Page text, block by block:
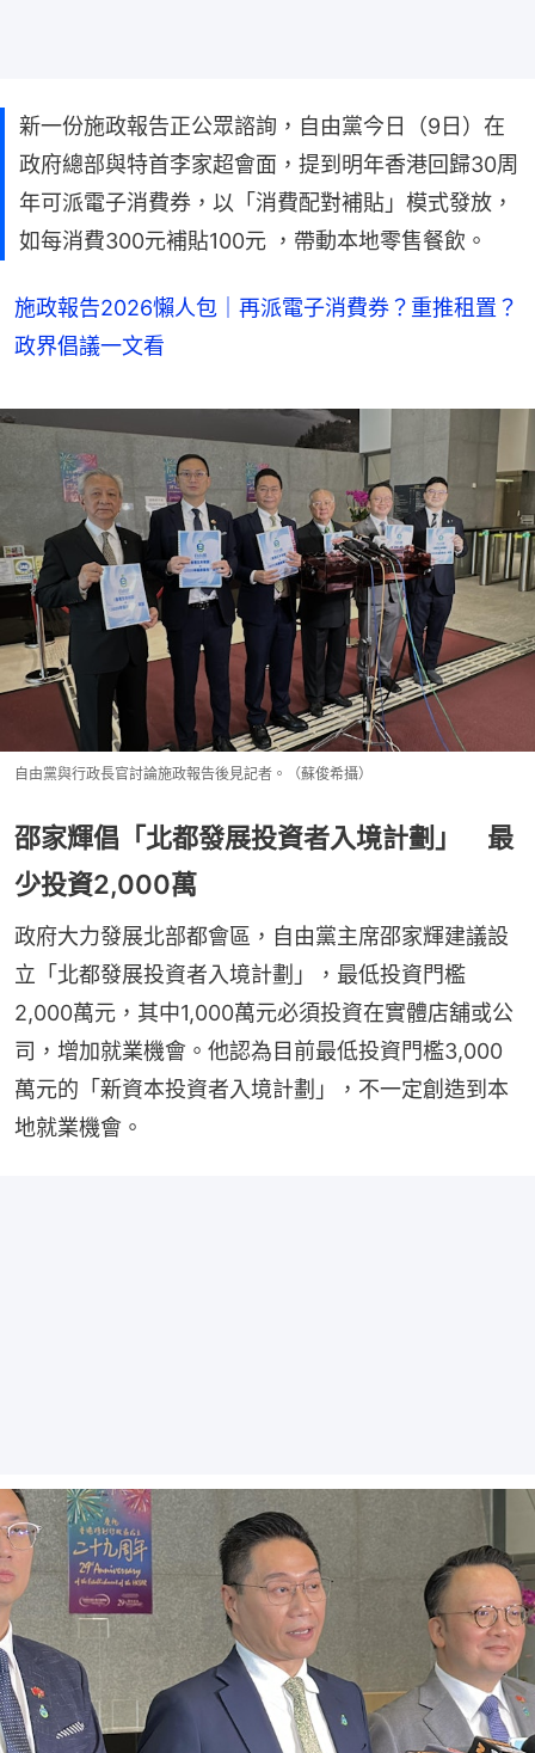
新一份施政報告正公眾諮詢，自由黨今日（9日）在
政府總部與特首李家超會面，提到明年香港回歸30周
年可派電子消費券，以「消費配對補貼」模式發放，
如每消費300元補貼100元 ，帶動本地零售餐飲。
施政報告2026懶人包｜再派電子消費券？重推租置？
政界倡議一文看
自由黨與行政長官討論施政報告後見記者。（蘇俊希攝）
邵家輝倡「北都發展投資者入境計劃」 最
少投資2,000萬
政府大力發展北部都會區，自由黨主席邵家輝建議設
立「北都發展投資者入境計劃」，最低投資門檻
2,000萬元，其中1,000萬元必須投資在實體店舖或公
司，增加就業機會。他認為目前最低投資門檻3,000
萬元的「新資本投資者入境計劃」，不一定創造到本
地就業機會。